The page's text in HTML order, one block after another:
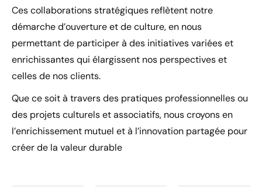
Ces collaborations stratégiques reflètent notre
démarche d’ouverture et de culture, en nous
permettant de participer à des initiatives variées et
enrichissantes qui élargissent nos perspectives et
celles de nos clients.
Que ce soit à travers des pratiques professionnelles ou
des projets culturels et associatifs, nous croyons en
l’enrichissement mutuel et à l’innovation partagée pour
créer de la valeur durable